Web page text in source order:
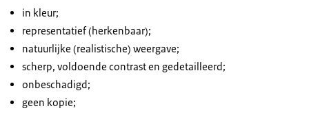
in kleur;
representatief (herkenbaar);
natuurlijke (realistische) weergave;
scherp, voldoende contrast en gedetailleerd;
onbeschadigd;
geen kopie;